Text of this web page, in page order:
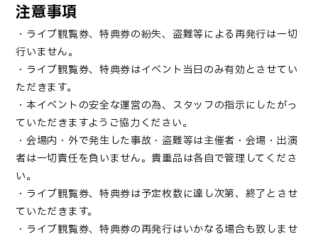
注意事項
・ライブ観覧券、特典券の紛失、盗難等による再発行は一切
行いません。
・ライブ観覧券、特典券はイベント当日のみ有効とさせてい
ただきます。
・本イベントの安全な運営の為、スタッフの指示にしたがっ
ていただきますようご協力ください。
・会場内・外で発生した事故・盗難等は主催者・会場・出演
者は一切責任を負いません。貴重品は各自で管理してくださ
い。
・ライブ観覧券、特典券は予定枚数に達し次第、終了とさせ
ていただきます。
・ライブ観覧券、特典券の再発行はいかなる場合も致しませ